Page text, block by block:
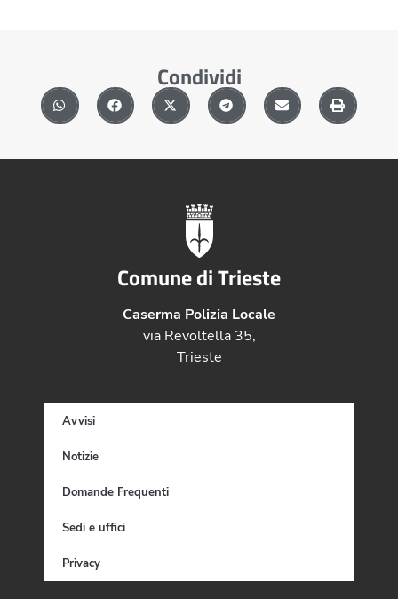
Condividi
Comune di Trieste
Caserma Polizia Locale
via Revoltella 35,
Trieste
Avvisi
Notizie
Domande Frequenti
Sedi e uffici
Privacy